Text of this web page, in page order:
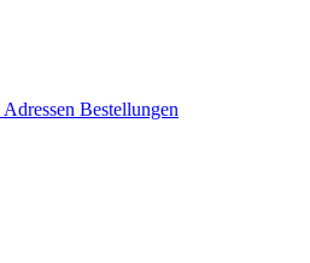
Adressen Bestellungen